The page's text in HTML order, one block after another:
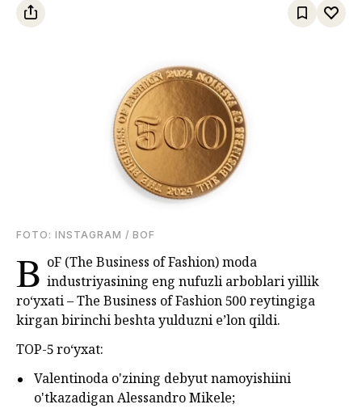
FOTО: INSTAGRAM / BOF
B oF (The Business of Fashion) moda
industriyasining eng nufuzli arboblari yillik
ro‘yxati – The Business of Fashion 500 reytingiga
kirgan birinchi beshta yulduzni e’lon qildi.
TOP-5 roʻyxat:
Valentinoda o'zining debyut namoyishiini
o'tkazadigan Alessandro Mikele;